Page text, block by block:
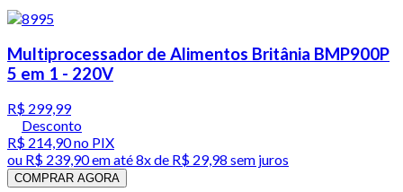
Multiprocessador de Alimentos Britânia BMP900P
5 em 1 - 220V
R$ 299,99
Desconto
R$ 214,90no PIX
ou R$ 239,90em até8x de R$ 29,98 sem juros
COMPRAR AGORA